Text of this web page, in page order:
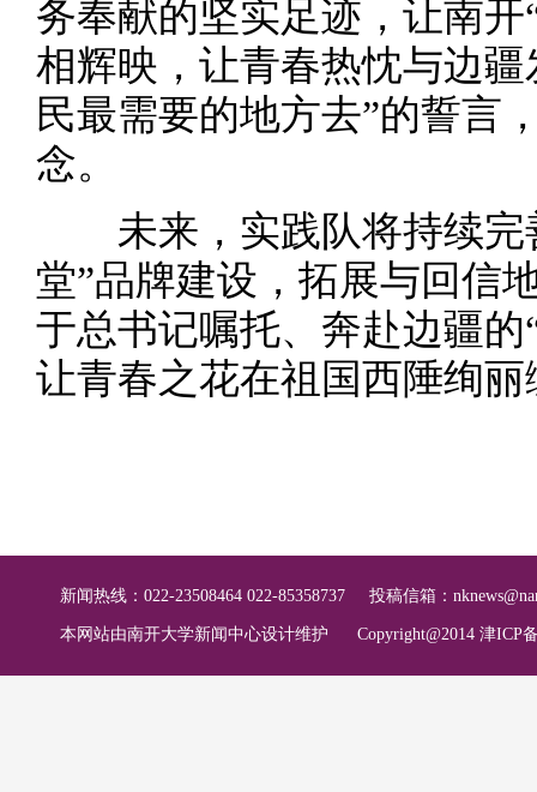
务奉献的坚实足迹，让南
相辉映，让青春热忱与边
民最需要的地方去”的誓言
念。
未来，实践队将持续完
堂”品牌建设，拓展与回信
于总书记嘱托、奔赴边疆
让青春之花在祖国西陲绚丽
新闻热线：022-23508464 022-85358737 投稿信箱：
本网站由南开大学新闻中心设计维护 Copyright@2014 津ICP